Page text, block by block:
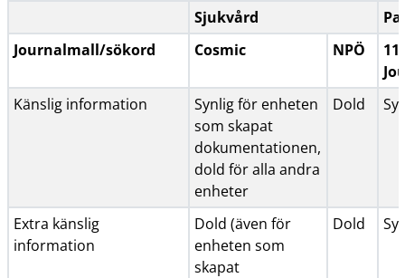
Sjukvård
Journalmall/sökord
Cosmic NPÖ
Känslig information
Synlig för enheten
som skapat
dokumentationen,
dold för alla andra
enheter
Dold
Extra känslig
information
Dold (även för
enheten som
skapat
Dold